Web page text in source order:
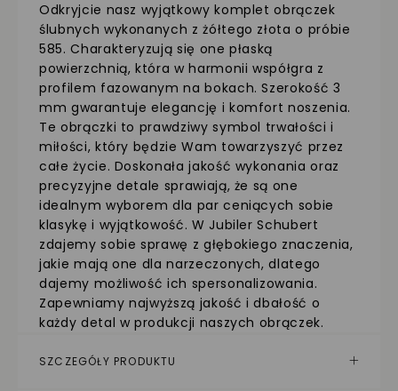
Odkryjcie nasz wyjątkowy komplet obrączek
ślubnych wykonanych z żółtego złota o próbie
585. Charakteryzują się one płaską
powierzchnią, która w harmonii współgra z
profilem fazowanym na bokach. Szerokość 3
mm gwarantuje elegancję i komfort noszenia.
Te obrączki to prawdziwy symbol trwałości i
miłości, który będzie Wam towarzyszyć przez
całe życie. Doskonała jakość wykonania oraz
precyzyjne detale sprawiają, że są one
idealnym wyborem dla par ceniących sobie
klasykę i wyjątkowość. W Jubiler Schubert
zdajemy sobie sprawę z głębokiego znaczenia,
jakie mają one dla narzeczonych, dlatego
dajemy możliwość ich spersonalizowania.
Zapewniamy najwyższą jakość i dbałość o
każdy detal w produkcji naszych obrączek.
SZCZEGÓŁY PRODUKTU